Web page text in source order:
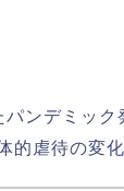
ンデミッ
的虐待の変